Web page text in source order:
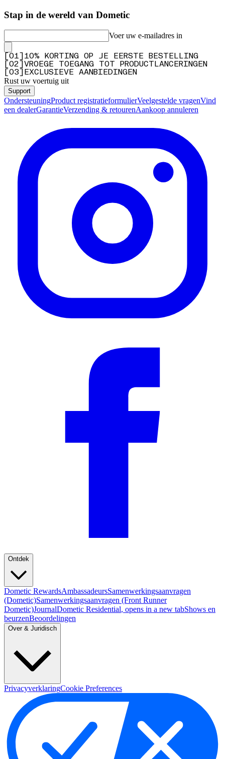
Stap in de wereld van Dometic
Voer uw e-mailadres in
01
10% KORTING OP JE EERSTE BESTELLING
02
VROEGE TOEGANG TOT PRODUCTLANCERINGEN
03 EXCLUSIEVE AANBIEDINGEN
Rust uw voertuig uit
Support
OndersteuningProduct registratieformulierVeelgestelde vragenVind
een dealerGarantieVerzending & retourenAankoop annuleren
Ontdek
Dometic RewardsAmbassadeursSamenwerkingsaanvragen
(Dometic)Samenwerkingsaanvragen (Front Runner
Dometic)JournalDometic Residential, opens in a new tabShows en
beurzenBeoordelingen
Over & Juridisch
PrivacyverklaringCookie Preferences